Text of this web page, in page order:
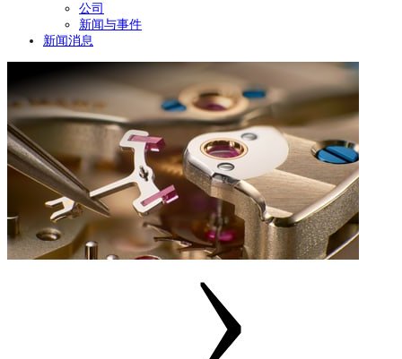
公司
新闻与事件
新闻消息